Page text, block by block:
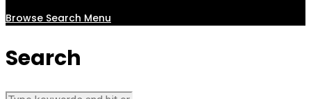
Browse Search Menu
Search